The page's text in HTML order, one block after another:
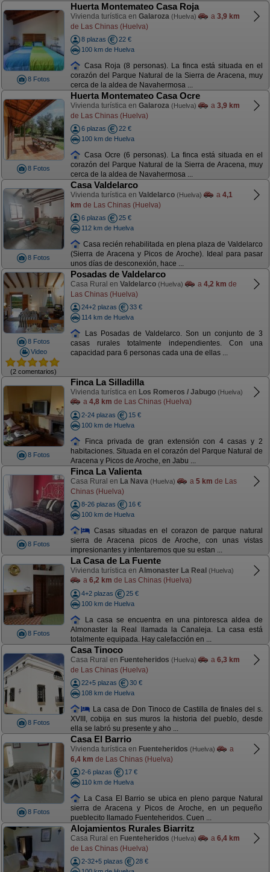
8 Fotos
Huerta Montemateo Casa Roja
Vivienda turística en Galaroza (Huelva) a 3,9 km
de Las Chinas (Huelva)
8 plazas
22 €
100 km de Huelva
Casa Roja (8 personas). La finca está situada en el
corazón del Parque Natural de la Sierra de Aracena, muy
cerca de la aldea de Navahermosa ...
8 Fotos
Huerta Montemateo Casa Ocre
Vivienda turística en Galaroza (Huelva) a 3,9 km
de Las Chinas (Huelva)
6 plazas
22 €
100 km de Huelva
Casa Ocre (6 personas). La finca está situada en el
corazón del Parque Natural de la Sierra de Aracena, muy
cerca de la aldea de Navahermosa ...
8 Fotos
Casa Valdelarco
Vivienda turística en Valdelarco (Huelva) a 4,1
km de Las Chinas (Huelva)
6 plazas
25 €
112 km de Huelva
Casa recién rehabilitada en plena plaza de Valdelarco
(Sierra de Aracena y Picos de Aroche). Ideal para pasar
unos días de desconexión, hace ...
8 Fotos
Video
(2 comentarios)
Posadas de Valdelarco
Casa Rural en Valdelarco (Huelva) a 4,2 km de
Las Chinas (Huelva)
24+2 plazas
33 €
114 km de Huelva
Las Posadas de Valdelarco. Son un conjunto de 3
casas rurales totalmente independientes. Con una
capacidad para 6 personas cada una de ellas ...
8 Fotos
Finca La Silladilla
Vivienda turística en Los Romeros / Jabugo (Huelva)
a 4,8 km de Las Chinas (Huelva)
2-24 plazas
15 €
100 km de Huelva
Finca privada de gran extensión con 4 casas y 2
habitaciones. Situada en el corazón del Parque Natural de
Aracena y Picos de Aroche, en Jabu ...
8 Fotos
Finca La Valienta
Casa Rural en La Nava (Huelva) a 5 km de Las
Chinas (Huelva)
8-26 plazas
16 €
100 km de Huelva
Casas situadas en el corazon de parque natural
sierra de Aracena picos de Aroche, con unas vistas
impresionantes y intentaremos que su estan ...
8 Fotos
La Casa de La Fuente
Vivienda turística en Almonaster La Real (Huelva)
a 6,2 km de Las Chinas (Huelva)
4+2 plazas
25 €
100 km de Huelva
La casa se encuentra en una pintoresca aldea de
Almonaster la Real llamada la Canaleja. La casa está
totalmente equipada. Hay calefacción en ...
8 Fotos
Casa Tinoco
Casa Rural en Fuenteheridos (Huelva) a 6,3 km
de Las Chinas (Huelva)
22+5 plazas
30 €
108 km de Huelva
La casa de Don Tinoco de Castilla de finales del s.
XVIII, cobija en sus muros la historia del pueblo, desde
ella se labró su presente y aho ...
8 Fotos
Casa El Barrio
Vivienda turística en Fuenteheridos (Huelva)
a
6,4 km de Las Chinas (Huelva)
2-6 plazas
17 €
110 km de Huelva
La Casa El Barrio se ubica en pleno parque Natural
sierra de Aracena y Picos de Aroche, en un pequeño
pueblecito llamado Fuenteheridos. Cuen ...
Alojamientos Rurales Biarritz
Casa Rural en Fuenteheridos (Huelva) a 6,4 km
de Las Chinas (Huelva)
2-32+5 plazas
28 €